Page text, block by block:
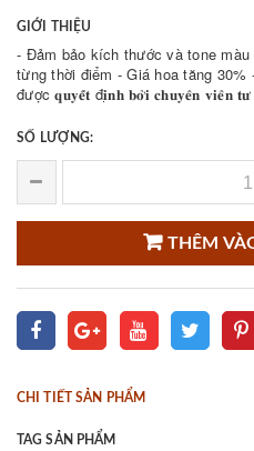
GIỚI THIỆU
- Đảm bảo kích thước và tone
từng thời điểm - Giá hoa tăng 30%
được 𝐪𝐮𝐲𝐞̂́𝐭 đ𝐢̣𝐧𝐡 𝐛𝐨̛̉𝐢 𝐜𝐡𝐮𝐲𝐞̂𝐧 𝐯𝐢𝐞̂𝐧
SỐ LƯỢNG:
THÊM
CHI TIẾT SẢN PHẨM
TAG SẢN PHẨM